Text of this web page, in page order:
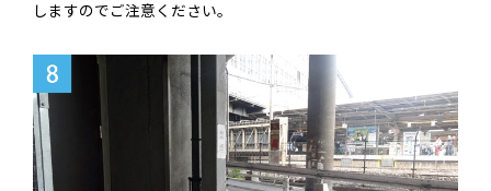
しますのでご注意ください。